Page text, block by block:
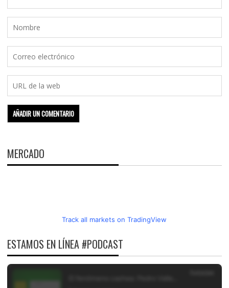
MERCADO
Track all markets on TradingView
ESTAMOS EN LÍNEA #PODCAST